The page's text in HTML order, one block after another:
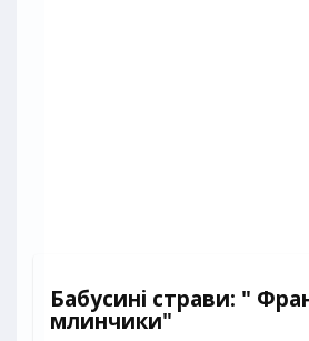
Бабусині страви: "
млинчики"